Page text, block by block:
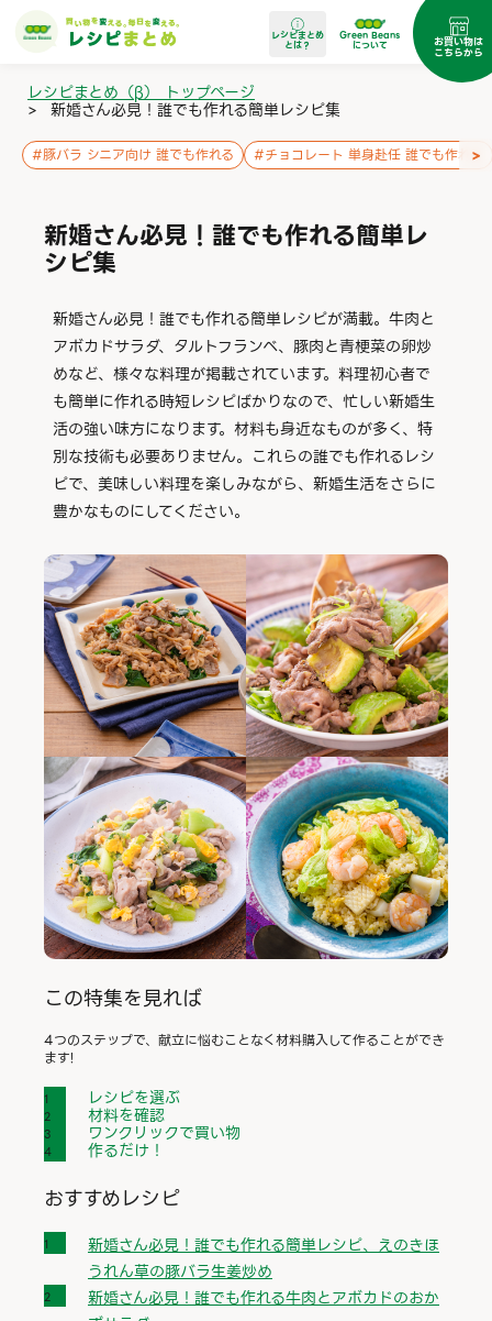
レシピまとめ
とは？
Green Beans
について お買い物は
こちらから
レシピまとめ（β） トップページ
> 新婚さん必見！誰でも作れる簡単レシピ集
#豚バラ シニア向け 誰でも作れる #チョコレート 単身赴任 誰でも作れる
>
新婚さん必見！誰でも作れる簡単レ
シピ集
新婚さん必見！誰でも作れる簡単レシピが満載。牛肉と
アボカドサラダ、タルトフランベ、豚肉と青梗菜の卵炒
めなど、様々な料理が掲載されています。料理初心者で
も簡単に作れる時短レシピばかりなので、忙しい新婚生
活の強い味方になります。材料も身近なものが多く、特
別な技術も必要ありません。これらの誰でも作れるレシ
ピで、美味しい料理を楽しみながら、新婚生活をさらに
豊かなものにしてください。
この特集を見れば
4つのステップで、献立に悩むことなく材料購入して作ることができ
ます!
レシピを選ぶ
材料を確認
ワンクリックで買い物
作るだけ！
おすすめレシピ
新婚さん必見！誰でも作れる簡単レシピ、えのきほ
うれん草の豚バラ生姜炒め
新婚さん必見！誰でも作れる牛肉とアボカドのおか